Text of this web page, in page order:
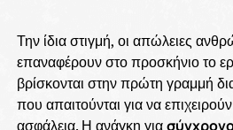
Την ίδια στιγμή, οι απώλειες
επαναφέρουν στο προσκήνιο το
βρίσκονται στην πρώτη γραμμή
που απαιτούνται για να
ασφάλεια. Η ανάγκη για